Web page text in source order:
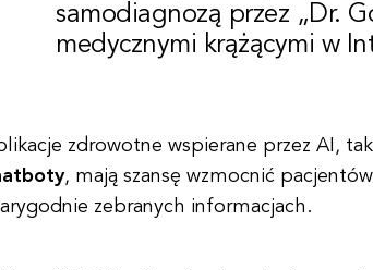
samodiagnozą przez „Dr.
medycznymi krążącymi w
zdrowotne wspierane przez AI,
, mają szansę wzmocnić
zebranych informacjach.